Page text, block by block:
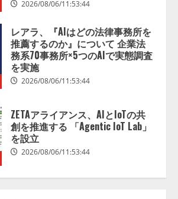
2026/08/06/11:53:44
ZETAアライアンス、AIとIoTの共
創を推進する 「Agentic IoT Lab」
を設立
2026/08/06/11:53:44
AI駆動開発の推進に向けて
「TinhVan Technologies JSC.」と業
務提携
2026/08/06/14:54:32